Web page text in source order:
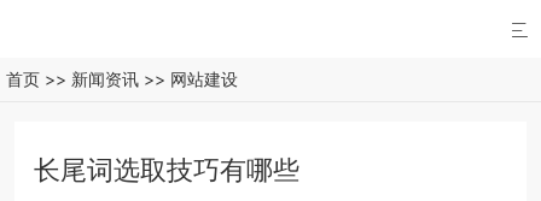

首页 >> 新闻资讯 >> 网站建设
长尾词选取技巧有哪些